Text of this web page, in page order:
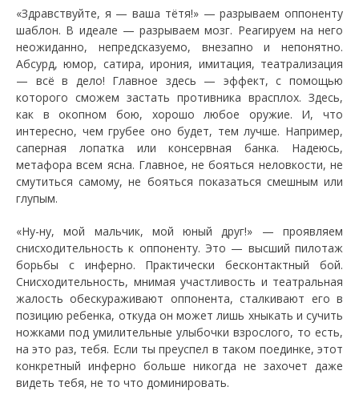
«Здравствуйте, я — ваша тётя!» — разрываем оппоненту
шаблон. В идеале — разрываем мозг. Реагируем на него
неожиданно, непредсказуемо, внезапно и непонятно.
Абсурд, юмор, сатира, ирония, имитация, театрализация
— всё в дело! Главное здесь — эффект, с помощью
которого сможем застать противника врасплох. Здесь,
как в окопном бою, хорошо любое оружие. И, что
интересно, чем грубее оно будет, тем лучше. Например,
саперная лопатка или консервная банка. Надеюсь,
метафора всем ясна. Главное, не бояться неловкости, не
смутиться самому, не бояться показаться смешным или
глупым.
«Ну-ну, мой мальчик, мой юный друг!» — проявляем
снисходительность к оппоненту. Это — высший пилотаж
борьбы с инферно. Практически бесконтактный бой.
Снисходительность, мнимая участливость и театральная
жалость обескураживают оппонента, сталкивают его в
позицию ребенка, откуда он может лишь хныкать и сучить
ножками под умилительные улыбочки взрослого, то есть,
на это раз, тебя. Если ты преуспел в таком поединке, этот
конкретный инферно больше никогда не захочет даже
видеть тебя, не то что доминировать.